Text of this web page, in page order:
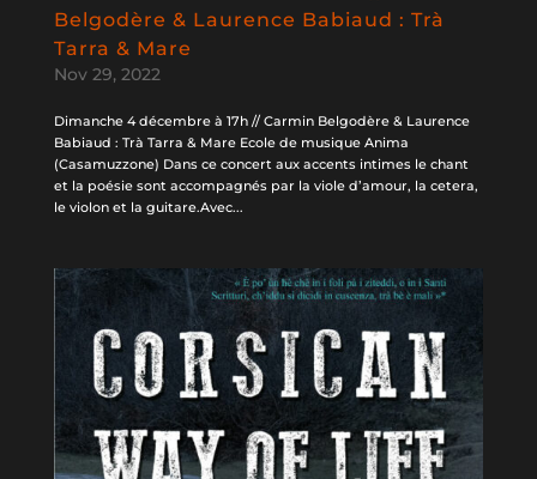
Belgodère & Laurence Babiaud : Trà
Tarra & Mare
Nov 29, 2022
Dimanche 4 décembre à 17h // Carmin Belgodère & Laurence
Babiaud : Trà Tarra & Mare Ecole de musique Anima
(Casamuzzone) Dans ce concert aux accents intimes le chant
et la poésie sont accompagnés par la viole d’amour, la cetera,
le violon et la guitare.Avec...